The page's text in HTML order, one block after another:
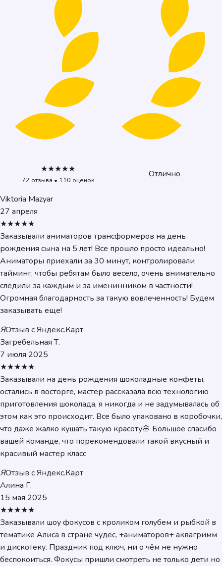
★★★★★
72 отзыва • 110 оценок
Отлично
Viktoria Mazyar
27 апреля
★★★★★
Заказывали аниматоров трансформеров на день
рождения сына на 5 лет! Все прошло просто идеально!
Аниматоры приехали за 30 минут, контролировали
тайминг, чтобы ребятам было весело, очень внимательно
следили за каждым и за именинником в частности!
Огромная благодарность за такую вовлеченность! Будем
заказывать еще!
ЯОтзыв с Яндекс.Карт
Загребельная Т.
7 июля 2025
★★★★★
Заказывали на день рождения шоколадные конфеты,
остались в восторге, мастер рассказала всю технологию
приготовления шоколада, я никогда и не задумывалась об
этом как это происходит. Все было упаковано в коробочки,
что даже жалко кушать такую красоту🌸 Большое спасибо
вашей команде, что порекомендовали такой вкусный и
красивый мастер класс
ЯОтзыв с Яндекс.Карт
Алина Г.
15 мая 2025
★★★★★
Заказывали шоу фокусов с кроликом голубем и рыбкой в
тематике Алиса в стране чудес, +аниматоров+ аквагримм
и дискотеку. Праздник под ключ, ни о чём не нужно
беспокоиться. Фокусы пришли смотреть не только дети но